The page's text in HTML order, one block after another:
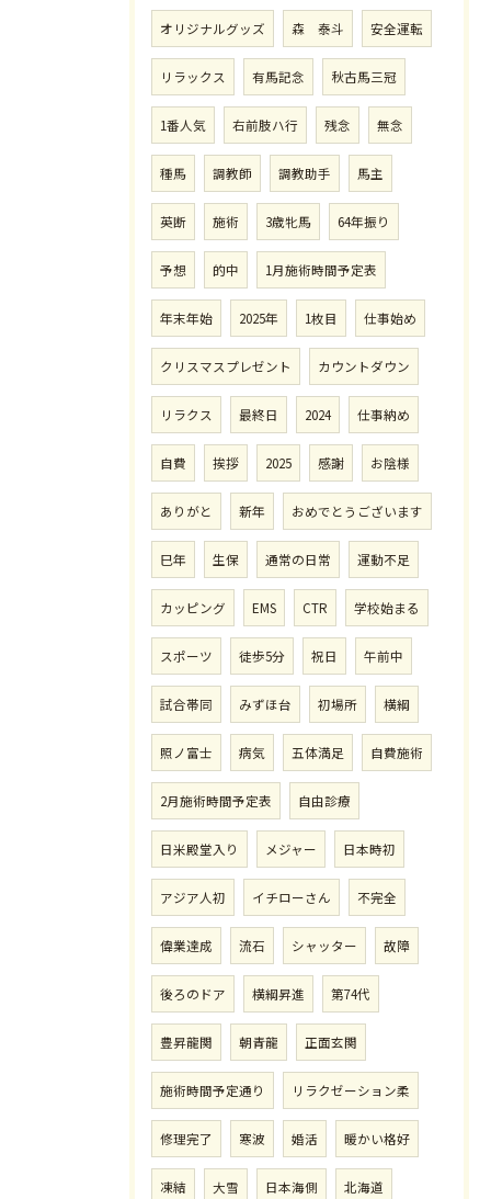
オリジナルグッズ 森 泰斗 安全運転
リラックス 有馬記念 秋古馬三冠
1番人気 右前肢ハ行 残念 無念
種馬 調教師 調教助手 馬主
英断 施術 3歳牝馬 64年振り
予想 的中 1月施術時間予定表
年末年始 2025年 1枚目 仕事始め
クリスマスプレゼント カウントダウン
リラクス 最終日 2024 仕事納め
自費 挨拶 2025 感謝 お陰様
ありがと 新年 おめでとうございます
巳年 生保 通常の日常 運動不足
カッピング EMS CTR 学校始まる
スポーツ 徒歩5分 祝日 午前中
試合帯同 みずほ台 初場所 横綱
照ノ富士 病気 五体満足 自費施術
2月施術時間予定表 自由診療
日米殿堂入り メジャー 日本時初
アジア人初 イチローさん 不完全
偉業達成 流石 シャッター 故障
後ろのドア 横綱昇進 第74代
豊昇龍関 朝青龍 正面玄関
施術時間予定通り リラクゼーション柔
修理完了 寒波 婚活 暖かい格好
凍結 大雪 日本海側 北海道